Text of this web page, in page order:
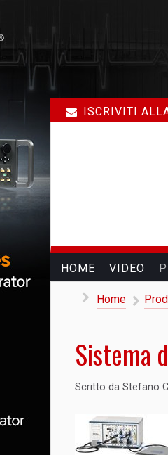
ISCRIVITI
HOME VIDEO
Home
Sistema
Scritto da Stefano